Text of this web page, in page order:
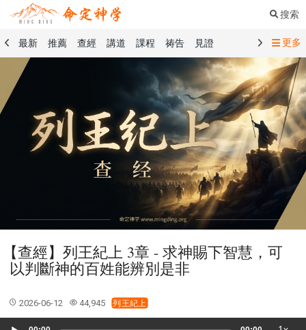
搜索
最新 推薦 查經 講道 課程 祷告
見證
命定音樂
留言板
講道精選
課程精選
馬太福音
傳道書
洗禮禮文
聖餐禮文 01 創世記
02 出埃及記
03 利未記
04 民數記 05 申命記
06 約書亞記
08 路得記
09 撒母耳記上
11 列王紀上
12 列王紀下
17 以斯帖記
18 約伯記
19 詩篇
20 箴言 21 傳道書
23 以賽亞書
25 耶利米哀歌
27 但以理書
28 何西阿書
29 約珥書
30 阿摩司書 31 俄巴底亞書
37 哈該書
38 撒迦利亞書
39 瑪拉基書
更多
【查經】列王紀上 3章 - 求神賜下智慧，可
以判斷神的百姓能辨別是非
2026-06-12 44,945 列王紀上